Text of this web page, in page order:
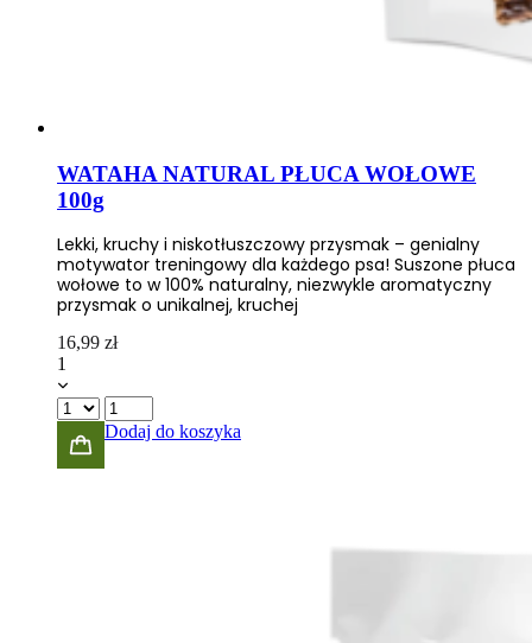
WATAHA NATURAL PŁUCA WOŁOWE
100g
Lekki, kruchy i niskotłuszczowy przysmak – genialny
motywator treningowy dla każdego psa! Suszone płuca
wołowe to w 100% naturalny, niezwykle aromatyczny
przysmak o unikalnej, kruchej
16,99 zł
1
Dodaj do koszyka